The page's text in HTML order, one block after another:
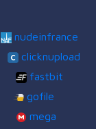
nudeinfrance
clicknupload
fastbit
gofile
mega